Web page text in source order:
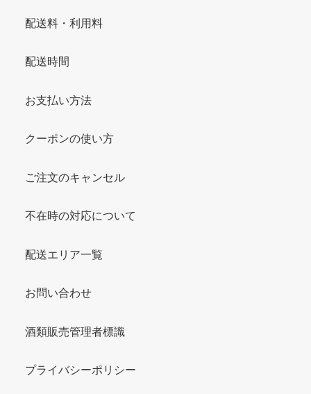
配送料・利用料
配送時間
お支払い方法
クーポンの使い方
ご注文のキャンセル
不在時の対応について
配送エリア一覧
お問い合わせ
酒類販売管理者標識
プライバシーポリシー